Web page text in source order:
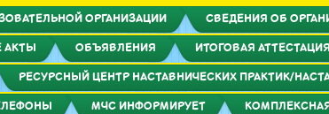
ОРГАНИЗАЦИИ СВЕДЕНИЯ ОБ
АКТЫ ОБЪЯВЛЕНИЯ ИТОГОВАЯ АТТЕСТАЦИЯ
РЕСУРСНЫЙ ЦЕНТР НАСТАВНИЧЕСКИХ ПРАКТИК/
МЧС ИНФОРМИРУЕТ